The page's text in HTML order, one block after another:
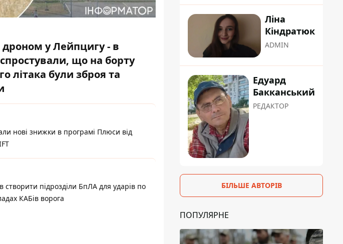
дроном у Лейпцигу - в
що на борту
літака були зброя та
нові знижки в програмі Плюси від
створити підрозділи БпЛА для ударів по
КАБів ворога
Ліна
Кіндратюк
ADMIN
Едуард
Бакканський
РЕДАКТОР
БІЛЬШЕ АВТОРІВ
ПОПУЛЯРНЕ